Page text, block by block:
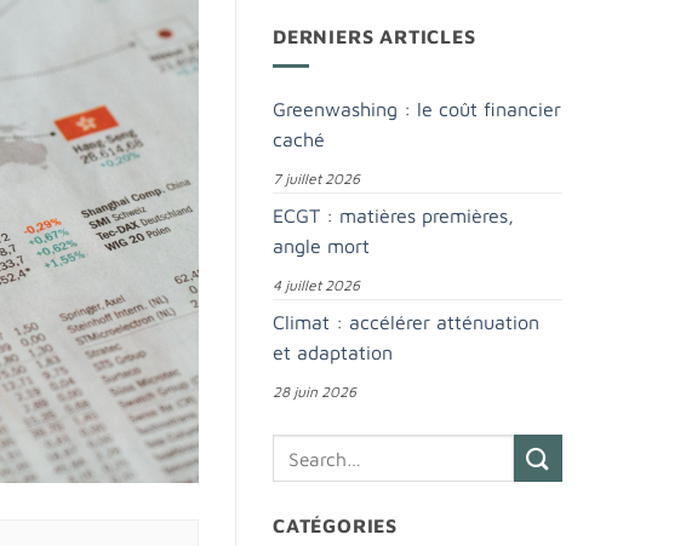
DERNIERS ARTICLES
Greenwashing : le coût financier
caché
7 juillet 2026
ECGT : matières premières,
angle mort
4 juillet 2026
Climat : accélérer atténuation
et adaptation
28 juin 2026
CATÉGORIES